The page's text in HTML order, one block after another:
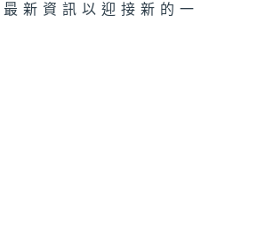
新資訊以迎接新的一